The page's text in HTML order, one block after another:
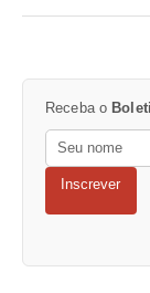
Receba o
Inscrever